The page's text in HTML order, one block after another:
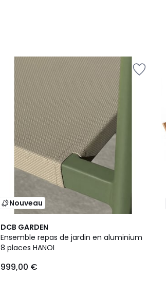
Nouveau
DCB GARDEN
Ensemble repas de jardin en aluminium
8 places HANOI
999,00 €